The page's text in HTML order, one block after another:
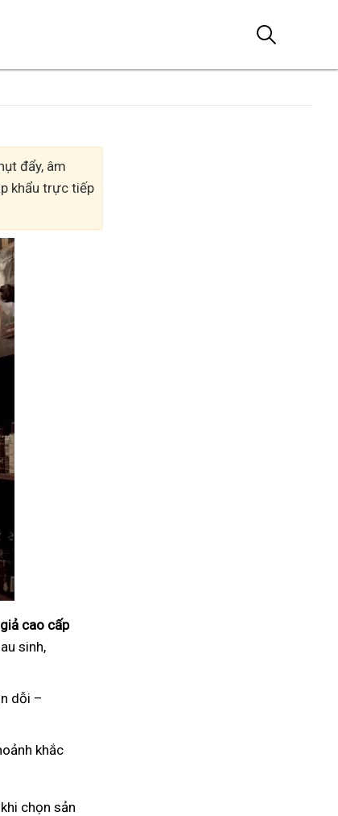
đẩy, âm
khẩu trực tiếp
cao cấp
sinh,
dỗi –
khắc
chọn sản